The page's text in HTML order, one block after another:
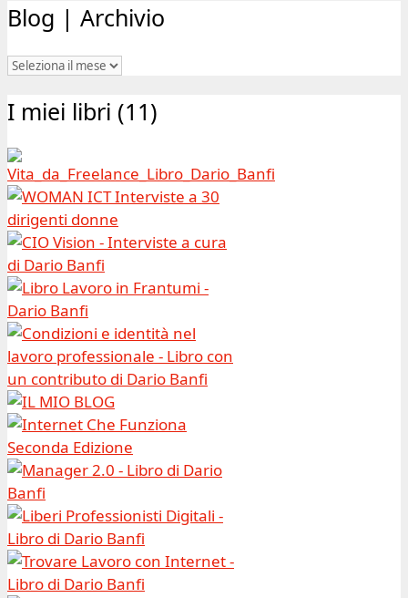
Blog | Archivio
Blog
Archivio
I miei libri (11)